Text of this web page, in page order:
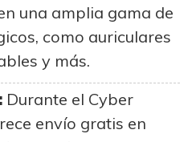
una amplia gama de
como auriculares
y más.
Durante el Cyber
envío gratis en